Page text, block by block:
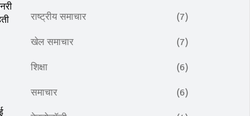
राष्ट्रीय समाचार (7)
खेल समाचार (7)
शिक्षा (6)
समाचार (6)